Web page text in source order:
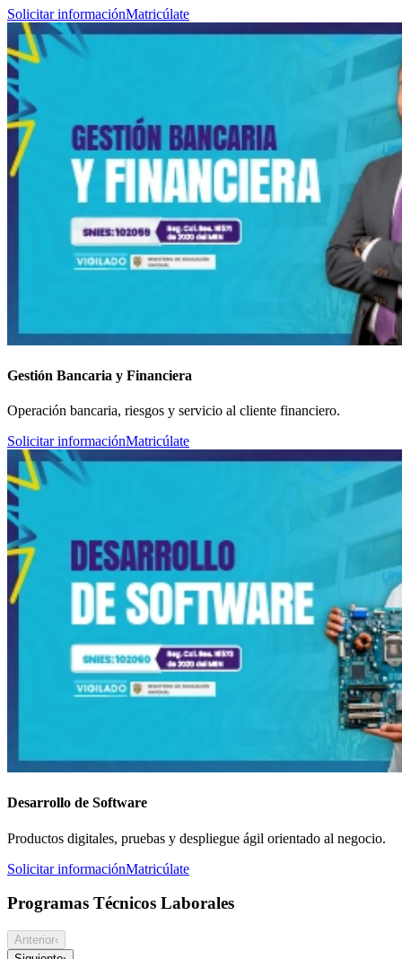
Solicitar informaciónMatricúlate
Gestión Bancaria y Financiera
Operación bancaria, riesgos y servicio al cliente financiero.
Solicitar informaciónMatricúlate
Desarrollo de Software
Productos digitales, pruebas y despliegue ágil orientado al negocio.
Solicitar informaciónMatricúlate
Programas Técnicos Laborales
Anterior‹